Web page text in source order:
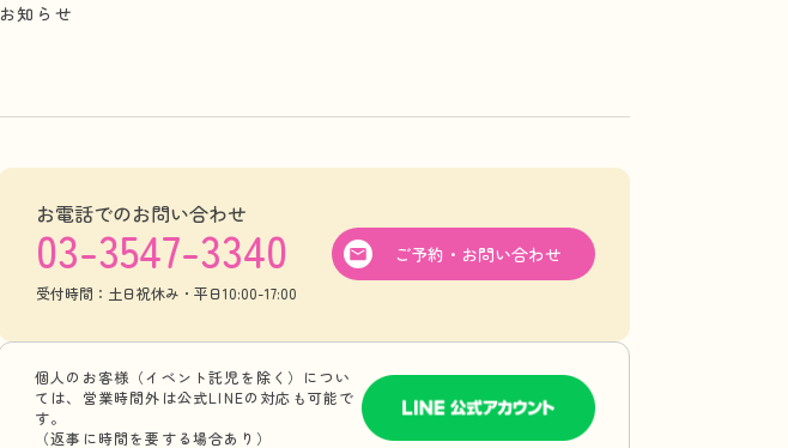
お知らせ
お電話でのお問い合わせ
03-3547-3340
受付時間：土日祝休み・平日10:00-17:00
ご予約・お問い合わせ
個人のお客様（イベント託児を除く）につい
ては、営業時間外は公式LINEの対応も可能で
す。
（返事に時間を要する場合あり）